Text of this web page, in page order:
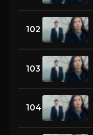
102
103
104